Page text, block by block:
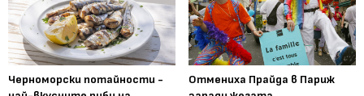
Черноморски потайности -
Отмениха Прайда в Париж